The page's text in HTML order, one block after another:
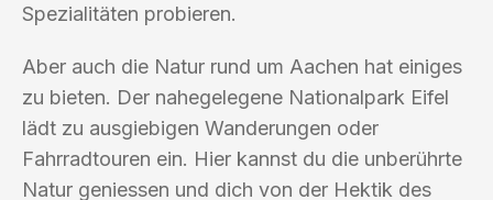
Spezialitäten probieren.
Aber auch die Natur rund um Aachen hat einiges
zu bieten. Der nahegelegene Nationalpark Eifel
lädt zu ausgiebigen Wanderungen oder
Fahrradtouren ein. Hier kannst du die unberührte
Natur geniessen und dich von der Hektik des